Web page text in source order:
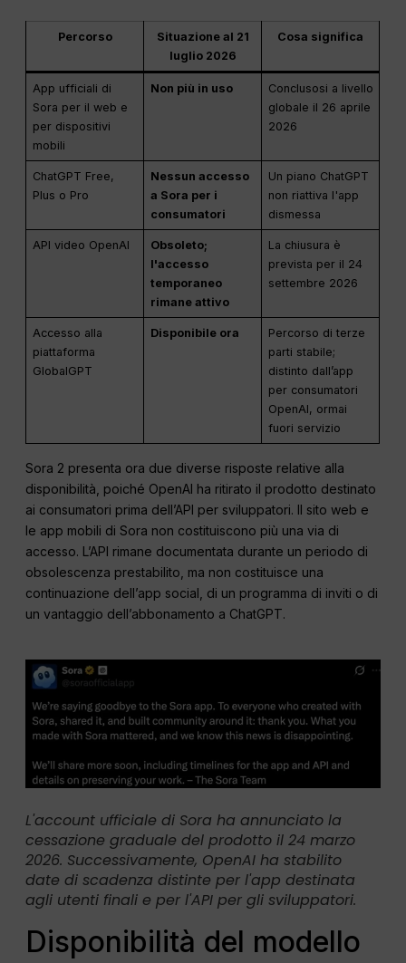
Percorso
Situazione al 21
luglio 2026
Cosa significa
App ufficiali di
Sora per il web e
per dispositivi
mobili
Non più in uso
Conclusosi a livello
globale il 26 aprile
2026
ChatGPT Free,
Plus o Pro
Nessun accesso
a Sora per i
consumatori
Un piano ChatGPT
non riattiva l'app
dismessa
API video OpenAI
Obsoleto;
l'accesso
temporaneo
rimane attivo
La chiusura è
prevista per il 24
settembre 2026
Accesso alla
piattaforma
GlobalGPT
Disponibile ora
Percorso di terze
parti stabile;
distinto dall’app
per consumatori
OpenAI, ormai
fuori servizio
Sora 2 presenta ora due diverse risposte relative alla
disponibilità, poiché OpenAI ha ritirato il prodotto destinato
ai consumatori prima dell’API per sviluppatori. Il sito web e
le app mobili di Sora non costituiscono più una via di
accesso. L’API rimane documentata durante un periodo di
obsolescenza prestabilito, ma non costituisce una
continuazione dell’app social, di un programma di inviti o di
un vantaggio dell’abbonamento a ChatGPT.
L'account ufficiale di Sora ha annunciato la
cessazione graduale del prodotto il 24 marzo
2026. Successivamente, OpenAI ha stabilito
date di scadenza distinte per l'app destinata
agli utenti finali e per l'API per gli sviluppatori.
Disponibilità del modello